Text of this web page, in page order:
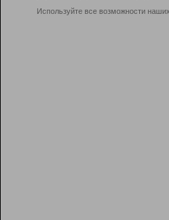
Используйте все возможности